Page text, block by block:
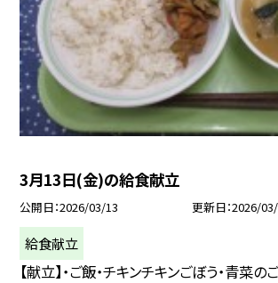
3月13日(金)の給食献立
公開日 2026/03/13 更新日 2026/
給食献立
【献立】・ご飯・チキンチキンごぼう・青菜の